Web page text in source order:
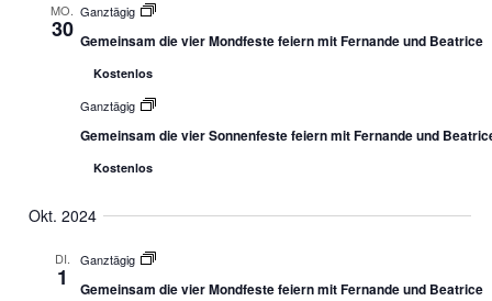
MO.
30
Ganztägig
Gemeinsam die vier Mondfeste feiern mit Fernande und Beatrice
Kostenlos
Ganztägig
Gemeinsam die vier Sonnenfeste feiern mit Fernande und
Kostenlos
Okt. 2024
DI.
1
Ganztägig
Gemeinsam die vier Mondfeste feiern mit Fernande und Beatrice